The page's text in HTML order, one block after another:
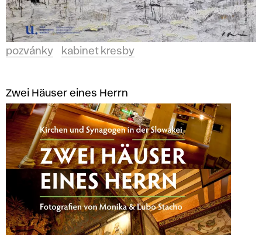
pozvánky kabinet kresby
Zwei Häuser eines Herrn